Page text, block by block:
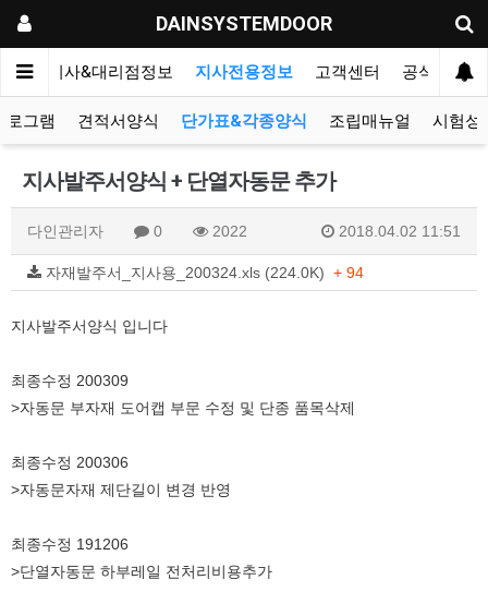
DAINSYSTEMDOOR
오 지사&대리점정보 지사전용정보 고객센터 공식블로그
로그램 견적서양식 단가표&각종양식 조립매뉴얼 시험성
지사발주서양식 + 단열자동문 추가
다인관리자 0 2022 2018.04.02 11:51
자재발주서_지사용_200324.xls (224.0K) + 94
지사발주서양식 입니다
최종수정 200309
>자동문 부자재 도어캡 부문 수정 및 단종 품목삭제
최종수정 200306
>자동문자재 제단길이 변경 반영
최종수정 191206
>단열자동문 하부레일 전처리비용추가